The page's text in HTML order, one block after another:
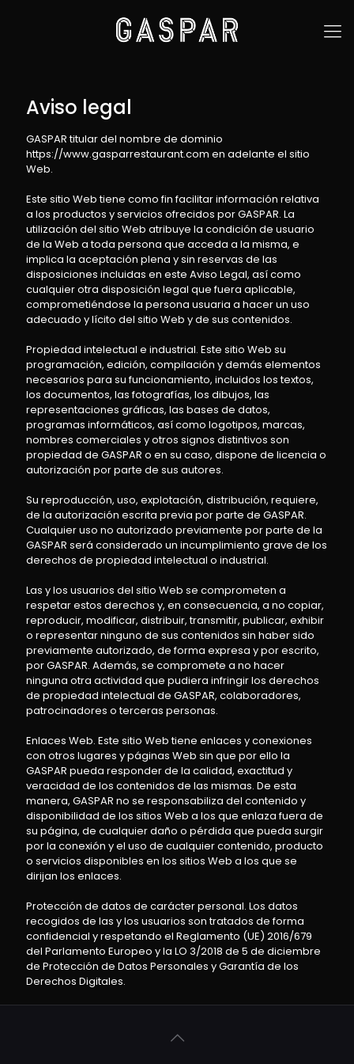
Aviso legal
GASPAR titular del nombre de dominio
https://www.gasparrestaurant.com en adelante el sitio
Web.
Este sitio Web tiene como fin facilitar información relativa
a los productos y servicios ofrecidos por GASPAR. La
utilización del sitio Web atribuye la condición de usuario
de la Web a toda persona que acceda a la misma, e
implica la aceptación plena y sin reservas de las
disposiciones incluidas en este Aviso Legal, así como
cualquier otra disposición legal que fuera aplicable,
comprometiéndose la persona usuaria a hacer un uso
adecuado y lícito del sitio Web y de sus contenidos.
Propiedad intelectual e industrial. Este sitio Web su
programación, edición, compilación y demás elementos
necesarios para su funcionamiento, incluidos los textos,
los documentos, las fotografías, los dibujos, las
representaciones gráficas, las bases de datos,
programas informáticos, así como logotipos, marcas,
nombres comerciales y otros signos distintivos son
propiedad de GASPAR o en su caso, dispone de licencia o
autorización por parte de sus autores.
Su reproducción, uso, explotación, distribución, requiere,
de la autorización escrita previa por parte de GASPAR.
Cualquier uso no autorizado previamente por parte de la
GASPAR será considerado un incumplimiento grave de los
derechos de propiedad intelectual o industrial.
Las y los usuarios del sitio Web se comprometen a
respetar estos derechos y, en consecuencia, a no copiar,
reproducir, modificar, distribuir, transmitir, publicar, exhibir
o representar ninguno de sus contenidos sin haber sido
previamente autorizado, de forma expresa y por escrito,
por GASPAR. Además, se compromete a no hacer
ninguna otra actividad que pudiera infringir los derechos
de propiedad intelectual de GASPAR, colaboradores,
patrocinadores o terceras personas.
Enlaces Web. Este sitio Web tiene enlaces y conexiones
con otros lugares y páginas Web sin que por ello la
GASPAR pueda responder de la calidad, exactitud y
veracidad de los contenidos de las mismas. De esta
manera, GASPAR no se responsabiliza del contenido y
disponibilidad de los sitios Web a los que enlaza fuera de
su página, de cualquier daño o pérdida que pueda surgir
por la conexión y el uso de cualquier contenido, producto
o servicios disponibles en los sitios Web a los que se
dirijan los enlaces.
Protección de datos de carácter personal. Los datos
recogidos de las y los usuarios son tratados de forma
confidencial y respetando el Reglamento (UE) 2016/679
del Parlamento Europeo y la LO 3/2018 de 5 de diciembre
de Protección de Datos Personales y Garantía de los
Derechos Digitales.